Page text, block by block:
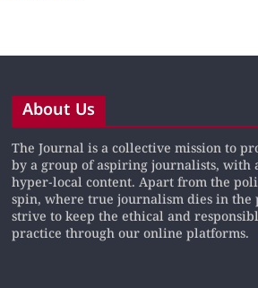
About Us
The Journal is a collective mission to
by a group of aspiring journalists, with
hyper-local content. Apart from the
spin, where true journalism dies in the
strive to keep the ethical and
practice through our online platforms.